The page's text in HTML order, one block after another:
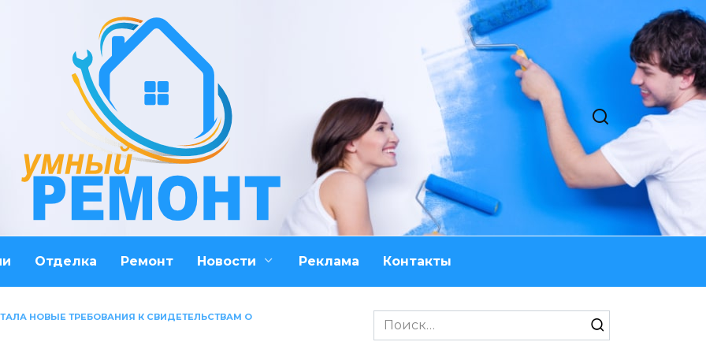
Отделка Ремонт Новости Реклама Контакты
НОВЫЕ ТРЕБОВАНИЯ К СВИДЕТЕЛЬСТВАМ О
Search
for: